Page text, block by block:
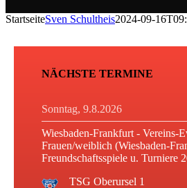
StartseiteSven Schultheis2024-09-
NÄCHSTE TERMINE
Sonntag, 9.8.2026
Wiesbaden-Frankfurt - Vereins-
Frauen/weiblich (Wiesbaden-
Freundschaftsspiele u. Turniere
TSG Oberursel 1